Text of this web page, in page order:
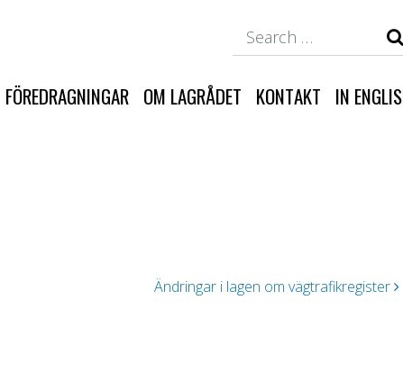
FÖREDRAGNINGAR OM LAGRÅDET KONTAKT IN
Ändringar i lagen om vägtrafikregister